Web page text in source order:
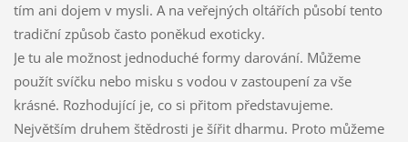
tím ani dojem v mysli. A na veřejných oltářích působí tento
tradiční způsob často poněkud exoticky.
Je tu ale možnost jednoduché formy darování. Můžeme
použít svíčku nebo misku s vodou v zastoupení za vše
krásné. Rozhodující je, co si přitom představujeme.
Největším druhem štědrosti je šířit dharmu. Proto můžeme